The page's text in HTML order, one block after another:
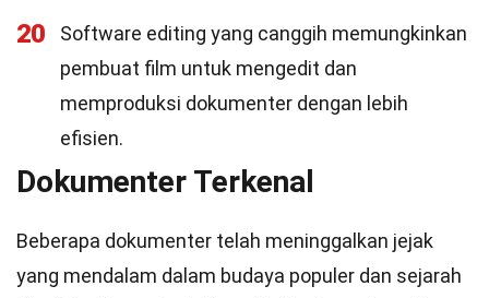
20
Software editing yang canggih memungkinkan
pembuat film untuk mengedit dan
memproduksi dokumenter dengan lebih
efisien.
Dokumenter Terkenal
Beberapa dokumenter telah meninggalkan jejak
yang mendalam dalam budaya populer dan sejarah